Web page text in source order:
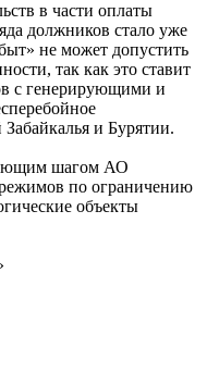
в части оплаты
должников стало уже
не может допустить
так как это ставит
с генерирующими и
и Бурятии.
шагом АО
по ограничению
объекты